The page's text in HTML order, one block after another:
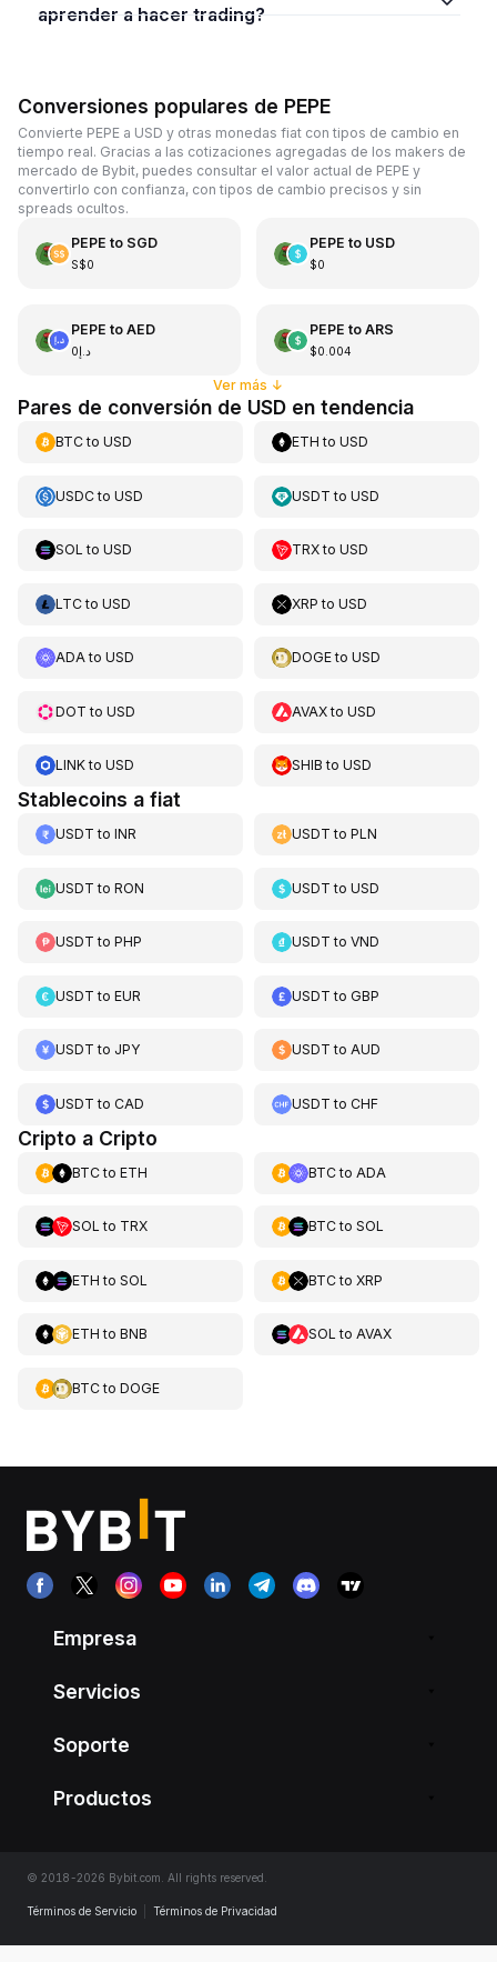
aprender a hacer trading?
Conversiones populares de PEPE
Convierte PEPE a USD y otras monedas fiat con tipos de cambio en
tiempo real. Gracias a las cotizaciones agregadas de los makers de
mercado de Bybit, puedes consultar el valor actual de PEPE y
convertirlo con confianza, con tipos de cambio precisos y sin
spreads ocultos.
PEPE to SGD
S$0
PEPE to USD
$0
PEPE to AED
د.إ0
PEPE to ARS
$0.004
Ver más ↓
Pares de conversión de USD en tendencia
BTCto USD ETH toUSD
USDCto USD USDT toUSD
SOL to USD TRXtoUSD
LTCto USD XRP toUSD
ADAto USD DOGEtoUSD
DOT to USD AVAXtoUSD
LINKto USD SHIB toUSD
Stablecoins a fiat
USDT to INR USDT toPLN
USDT to RON USDT toUSD
USDT to PHP USDT toVND
USDT to EUR USDT toGBP
USDT to JPY USDT toAUD
USDT to CAD USDT toCHF
Cripto a Cripto
BTCto ETH BTCto ADA
SOL to TRX BTCto SOL
ETH to SOL BTCto XRP
ETH to BNB SOL to AVAX
BTCto DOGE
Empresa
Servicios
Soporte
Productos
© 2018-2026 Bybit.com. All rights reserved.
Términos de Servicio Términos de Privacidad